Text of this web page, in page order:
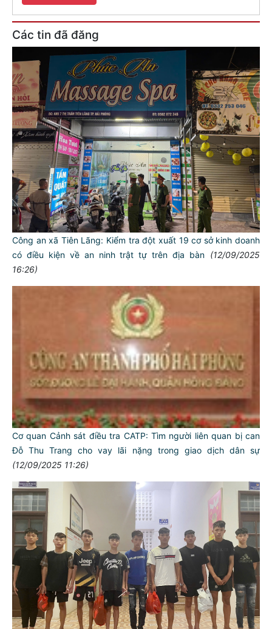
Các tin đã đăng
Công an xã Tiên Lãng: Kiểm tra đột xuất 19 cơ sở kinh doanh
có điều kiện về an ninh trật tự trên địa bàn (12/09/2025
16:26)
Cơ quan Cảnh sát điều tra CATP: Tìm người liên quan bị can
Đỗ Thu Trang cho vay lãi nặng trong giao dịch dân sự
(12/09/2025 11:26)